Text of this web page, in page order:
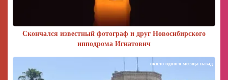
Скончался известный фотограф и друг Новосибирского
ипподрома Игнатович
около одного месяца назад